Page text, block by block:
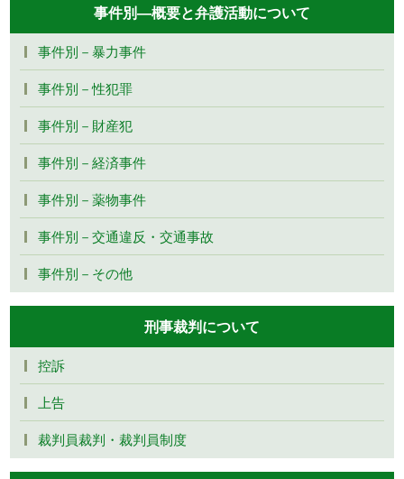
事件別―概要と弁護活動について
事件別－暴力事件
事件別－性犯罪
事件別－財産犯
事件別－経済事件
事件別－薬物事件
事件別－交通違反・交通事故
事件別－その他
刑事裁判について
控訴
上告
裁判員裁判・裁判員制度